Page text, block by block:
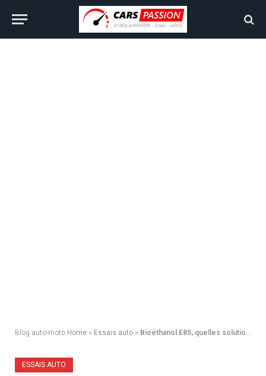
Blog auto-moto Home » Essais auto » Bioéthanol E85, quelles solutions pour mon moteur V8 Mercedes ?
ESSAIS AUTO